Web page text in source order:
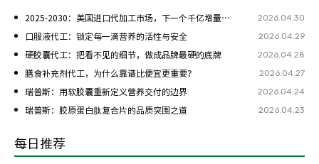
2025-2030：美国进口代加工市场，下一个千亿增量在哪？ 2026.04.30
口服液代工：锁定每一滴营养的活性与安全 2026.04.29
硬胶囊代工：把看不见的细节，做成品牌最硬的底牌 2026.04.28
膳食补充剂代工，为什么靠谱比便宜更重要？ 2026.04.27
瑞普斯：用软胶囊重新定义营养交付的边界 2026.04.24
瑞普斯：胶原蛋白肽复合片的品质突围之道 2026.04.23
每日推荐